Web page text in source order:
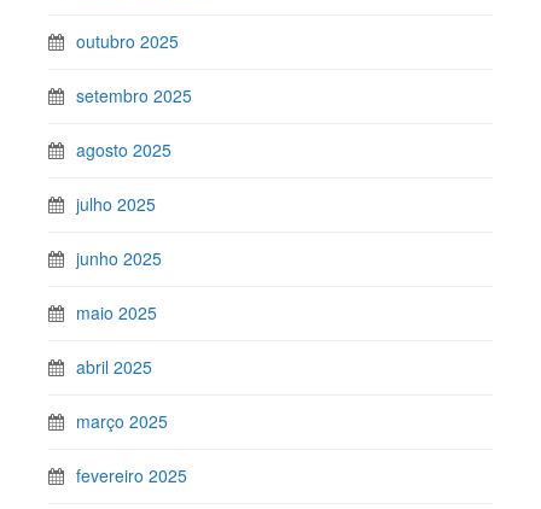
outubro 2025
setembro 2025
agosto 2025
julho 2025
junho 2025
maio 2025
abril 2025
março 2025
fevereiro 2025